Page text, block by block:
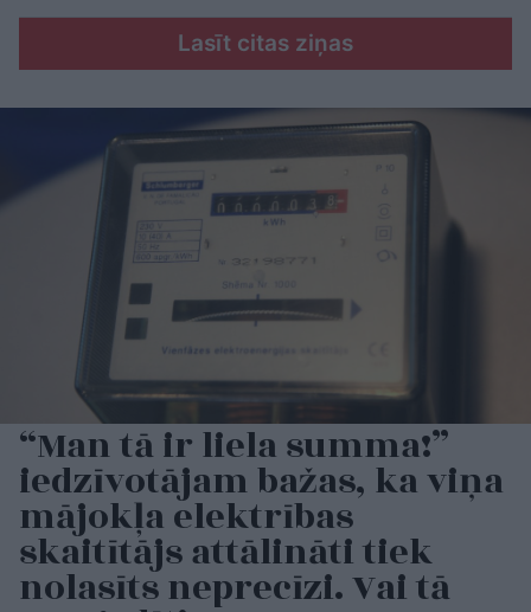
Lasīt citas ziņas
“Man tā ir liela summa!”
iedzīvotājam bažas, ka viņa
mājokļa elektrības
skaitītājs attālināti tiek
nolasīts neprecīzi. Vai tā